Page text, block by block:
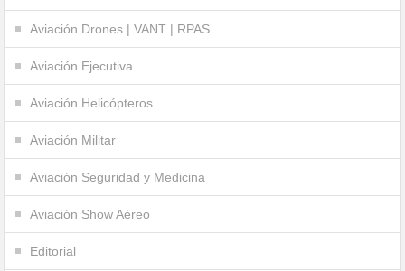
Aviación Drones | VANT | RPAS
Aviación Ejecutiva
Aviación Helicópteros
Aviación Militar
Aviación Seguridad y Medicina
Aviación Show Aéreo
Editorial